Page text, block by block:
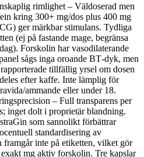
rimlighet – Väldoserad men
kring 300+ mg/dos plus 400 mg
ger märkbar stimulans. Tydliga
(ej på fastande mage, begränsa
Forskolin har vasodilaterande
sågs inga oroande BT‑dyk, men
tillfällig yrsel om dosen
efter kaffe. Inte lämplig för
ammande eller under 18.
– Full transparens per
inget dolt i proprietär blandning.
som sannolikt förbättrar
standardisering av
inte på etiketten, vilket gör
mg aktiv forskolin. Tre kapslar